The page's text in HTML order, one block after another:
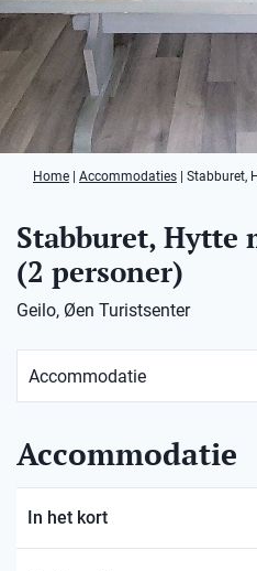
Home Accommodaties Stabburet,
Stabburet, Hytte
(2 personer)
Geilo, Øen Turistsenter
Accommodatie
In het kort